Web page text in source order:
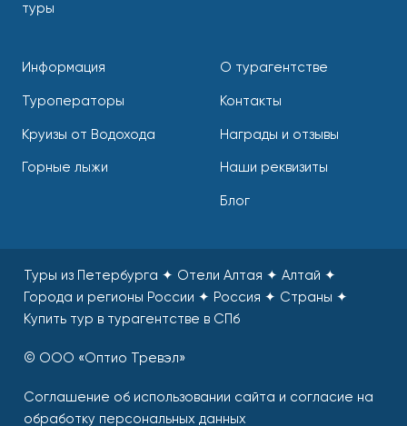
туры
Информация
Туроператоры
Круизы от Водохода
Горные лыжи
О турагентстве
Контакты
Награды и отзывы
Наши реквизиты
Блог
Туры из Петербурга ✦ Отели Алтая ✦ Алтай ✦
Города и регионы России ✦ Россия ✦ Страны ✦
Купить тур в турагентстве в СПб
© ООО «Оптио Тревэл»
Соглашение об использовании сайта и согласие на
обработку персональных данных